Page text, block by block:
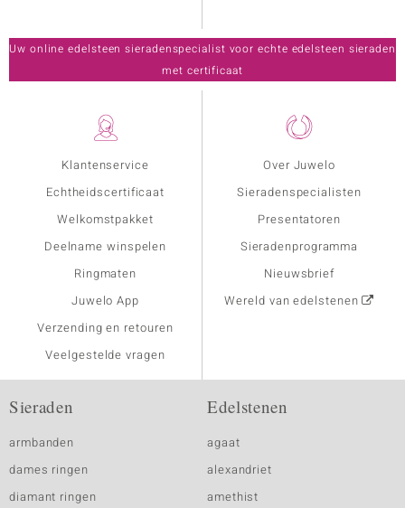
Klantenservice
Echtheidscertificaat
Welkomstpakket
Deelname winspelen
Ringmaten
Juwelo App
Verzending en retouren
Veelgestelde vragen
Over Juwelo
Sieradenspecialisten
Presentatoren
Sieradenprogramma
Nieuwsbrief
Wereld van edelstenen
Uw online edelsteen sieradenspecialist voor echte edelsteen sieraden
met certificaat
Sieraden
armbanden
dames ringen
diamant ringen
Edelstenen
agaat
alexandriet
amethist